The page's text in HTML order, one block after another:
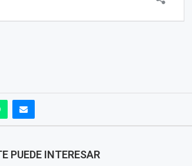
PUEDE INTERESAR